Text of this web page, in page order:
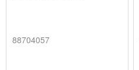
88704057